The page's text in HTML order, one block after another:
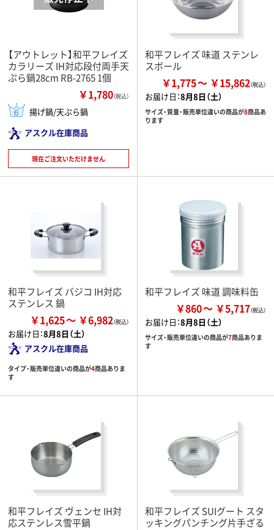
【アウトレット】和平フレイズ
カラリーズ IH対応段付両手天
ぷら鍋28cm RB-2765 1個
￥1,780（税込）
揚げ鍋/天ぷら鍋
アスクル在庫商品
現在ご注文いただけません
和平フレイズ 味道 ステンレ
スボール
￥1,775 ￥15,862
お届け日：8月8日（土）
サイズ・質量・販売単位違いの商品が8商品あ
ります
和平フレイズ バジコ IH対応
ステンレス 鍋
￥1,625 ￥6,982
お届け日：8月8日（土）
アスクル在庫商品
タイプ・販売単位違いの商品が4商品ありま
す
和平フレイズ 味道 調味料缶
￥860 ￥5,717
お届け日：8月8日（土）
サイズ・販売単位違いの商品が7商品ありま
す
和平フレイズ ヴェンセ IH対
応ステンレス雪平鍋
和平フレイズ SUIグート スタ
ッキングパンチング片手ざる